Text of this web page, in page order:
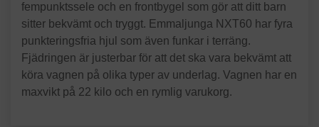
fempunktssele och en frontbygel som gör att ditt barn
sitter bekvämt och tryggt. Emmaljunga NXT60 har fyra
punkteringsfria hjul som även funkar i terräng.
Fjädringen är justerbar för att det ska vara bekvämt att
köra vagnen på olika typer av underlag. Vagnen har en
maxvikt på 22 kilo och en rymlig varukorg.